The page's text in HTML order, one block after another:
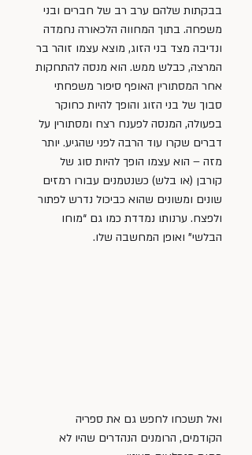
בבקתות שלהם ערב רב של חברים ובני
משפחה. בתוך המחווה הלכאורה נחמדה
ונדיבה מצד בני הזוג, מוצא עצמו זוהר בר
המרצה, כבלש ממש. הוא מנסה להתחקות
אחר המסתורין האופף סיפור משפחתי
סבוך של בני הזוג והופך להיות כחוקר
בפעולה, המנסה לפענח רצח ומסתורין על
דברים שקרו עוד הרבה לפני שהגיע. יותר
מזה – הוא עצמו הופך להיות סוג של
קורבן (או בלש) כשנטמנים עבורו רמזים
שונים ומשונים שהוא כביכול נדרש לפתור
ולפצח. ערנותו נמדדת כמו גם “מוחו
הבלשי” ואופן המחשבה שלו.
ואל תשכחו לחפש גם את ספריה
הקודמים, הרומנים הנהדרים שהיו לא